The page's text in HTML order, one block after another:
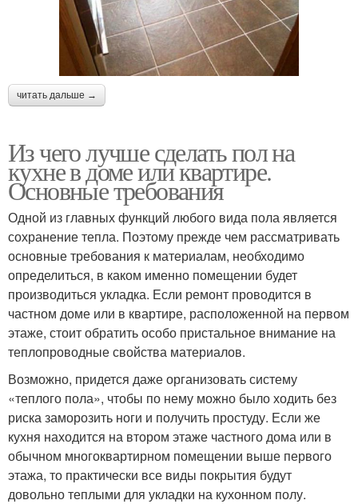
читать дальше →
Из чего лучше сделать пол на
кухне в доме или квартире.
Основные требования
Одной из главных функций любого вида пола является
сохранение тепла. Поэтому прежде чем рассматривать
основные требования к материалам, необходимо
определиться, в каком именно помещении будет
производиться укладка. Если ремонт проводится в
частном доме или в квартире, расположенной на первом
этаже, стоит обратить особо пристальное внимание на
теплопроводные свойства материалов.
Возможно, придется даже организовать систему
«теплого пола», чтобы по нему можно было ходить без
риска заморозить ноги и получить простуду. Если же
кухня находится на втором этаже частного дома или в
обычном многоквартирном помещении выше первого
этажа, то практически все виды покрытия будут
довольно теплыми для укладки на кухонном полу.